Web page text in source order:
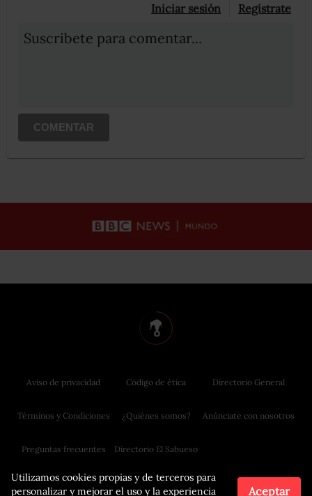
Iniciar sesión Registrate
Suscribete para comentar...
COMENTAR
Utilizamos cookies propias y de terceros para
personalizar y mejorar el uso y la experiencia
Aceptar
Aviso de privacidad
Términos y Condiciones
Preguntas frecuentes
Código de ética
¿Quiénes somos?
Directorio El Sabueso
Directorio General
Anúnciate con nosotros